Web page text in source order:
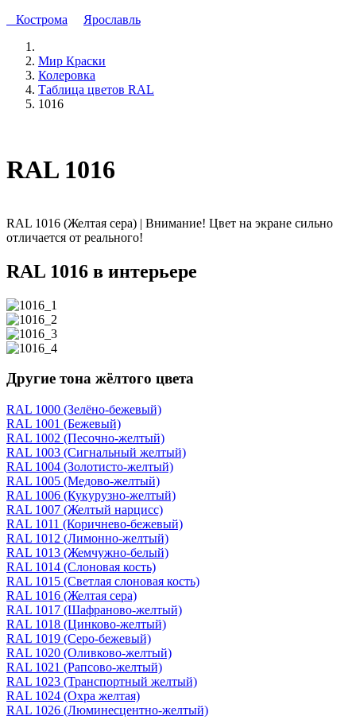
Кострома
Ярославль
Мир Краски
Колеровка
Таблица цветов RAL
1016
RAL 1016
RAL 1016 (Желтая сера) | Внимание! Цвет на экране сильно
отличается от реального!
RAL 1016 в интерьере
Другие тона жёлтого цвета
RAL 1000 (Зелёно-бежевый)
RAL 1001 (Бежевый)
RAL 1002 (Песочно-желтый)
RAL 1003 (Сигнальный желтый)
RAL 1004 (Золотисто-желтый)
RAL 1005 (Медово-желтый)
RAL 1006 (Кукурузно-желтый)
RAL 1007 (Желтый нарцисс)
RAL 1011 (Коричнево-бежевый)
RAL 1012 (Лимонно-желтый)
RAL 1013 (Жемчужно-белый)
RAL 1014 (Слоновая кость)
RAL 1015 (Светлая слоновая кость)
RAL 1016 (Желтая сера)
RAL 1017 (Шафраново-желтый)
RAL 1018 (Цинково-желтый)
RAL 1019 (Серо-бежевый)
RAL 1020 (Оливково-желтый)
RAL 1021 (Рапсово-желтый)
RAL 1023 (Транспортный желтый)
RAL 1024 (Охра желтая)
RAL 1026 (Люминесцентно-желтый)